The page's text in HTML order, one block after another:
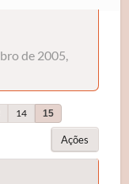
de 2005,
14 15
Ações